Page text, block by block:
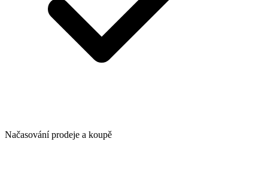
Načasování prodeje a koupě